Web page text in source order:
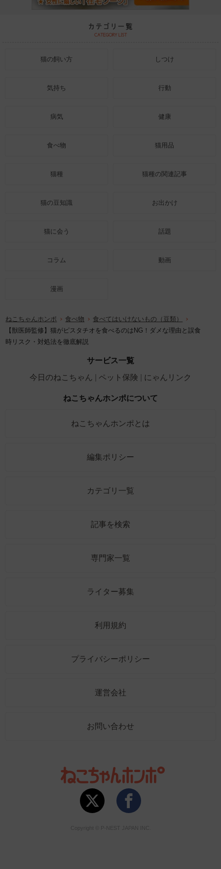
猫の飼い方 しつけ
気持ち 行動
病気 健康
食べ物 猫用品
猫種 猫種の関連記事
猫の豆知識 お出かけ
猫に会う 話題
コラム 動画
漫画
ねこちゃんホンポ 食べ物
食べてはいけないもの（豆類）
【獣医師監修】猫がピスタチオを食べるのはNG！ダメな理由と誤食
時リスク・対処法を徹底解説
サービス一覧
今日のねこちゃん
ペット保険 にゃんリンク
ねこちゃんホンポについて
ねこちゃんホンポとは
編集ポリシー
カテゴリ一覧
記事を検索
専門家一覧
ライター募集
利用規約
プライバシーポリシー
運営会社
お問い合わせ
Copyright © P-NEST JAPAN INC.